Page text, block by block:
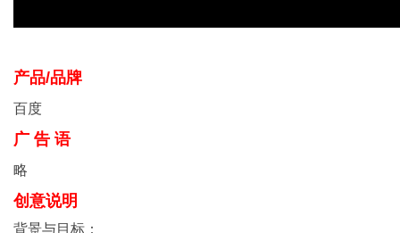
产品/品牌
百度
广 告 语
略
创意说明
背景与目标：